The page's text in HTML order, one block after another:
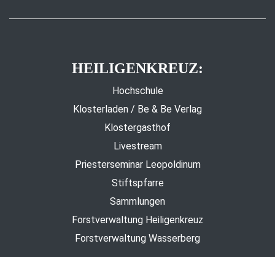
HEILIGENKREUZ:
Hochschule
Klosterladen / Be & Be Verlag
Klostergasthof
Livestream
Priesterseminar Leopoldinum
Stiftspfarre
Sammlungen
Forstverwaltung Heiligenkreuz
Forstverwaltung Wasserberg